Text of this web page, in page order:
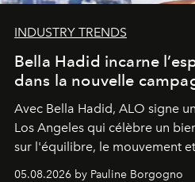
INDUSTRY TRENDS
Bella Hadid incarne
dans la nouvelle
Avec Bella Hadid, ALO signe
Los Angeles qui célèbre un
sur l'équilibre, le mouvement
05.08.2026 by Pauline Borgogno